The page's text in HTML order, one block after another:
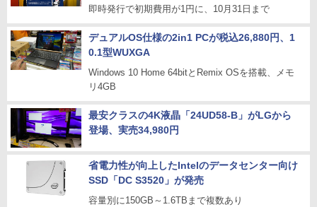
即時発行で初期費用が1円に、10月31日まで
デュアルOS仕様の2in1 PCが税込26,880円、1
0.1型WUXGA
Windows 10 Home 64bitとRemix OSを搭載、メモ
リ4GB
最安クラスの4K液晶「24UD58-B」がLGから
登場、実売34,980円
省電力性が向上したIntelのデータセンター向け
SSD「DC S3520」が発売
容量別に150GB～1.6TBまで複数あり